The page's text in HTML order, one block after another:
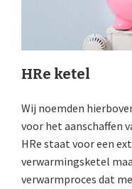
HRe ketel
Wij noemden
voor het aanschaffen
HRe staat voor een
verwarmingsketel
verwarmproces dat